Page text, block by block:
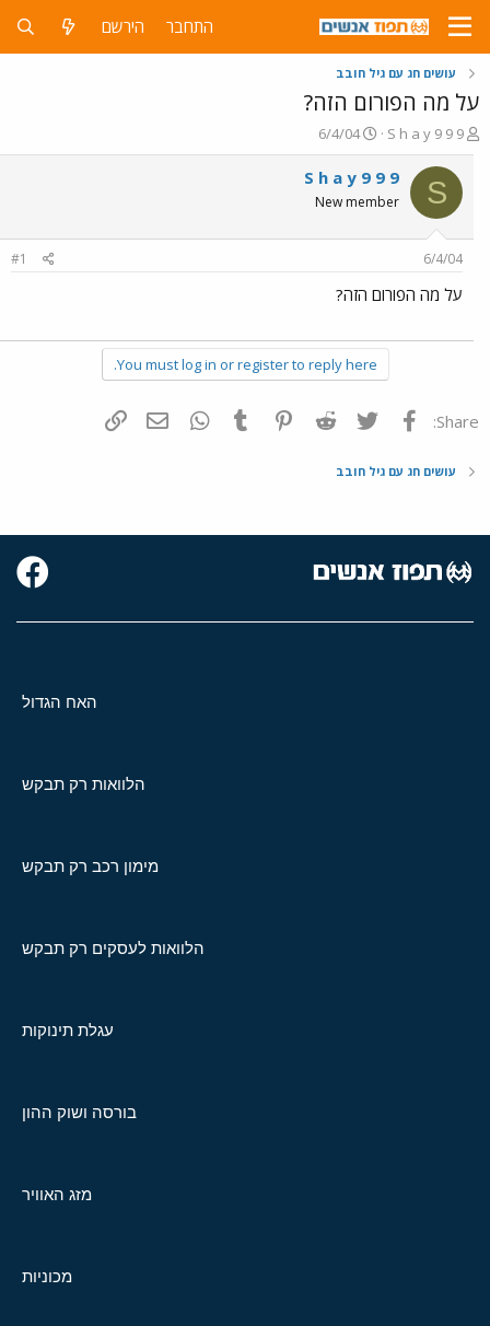
התחבר הירשם
עושים חג עם גיל חובב
על מה הפורום הזה?
פ
ו
ת
ח
ה
ש
א
S h a y 9 9 9
פ
ו
ר
ס
ם
ר
6/4/04
S
S h a y 9 9 9
New member
6/4/04
#1
על מה הפורום הזה?
You must log in or register to reply here.
Share: פייסבוק Twitter
Reddit
Pinterest
Tumblr
WhatsAppדואר אלקטרוני
עושים חג עם גיל חובב
האח הגדול
הלוואות רק תבקש
מימון רכב רק תבקש
הלוואות לעסקים רק תבקש
עגלת תינוקות
בורסה ושוק ההון
מזג האוויר
מכוניות